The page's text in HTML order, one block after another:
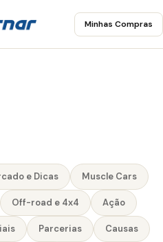
Minhas Compras
e Dicas Muscle Cars
Off-road e 4x4 Ação
Parcerias Causas